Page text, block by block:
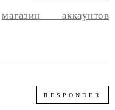
магазин аккаунтов
RESPONDER